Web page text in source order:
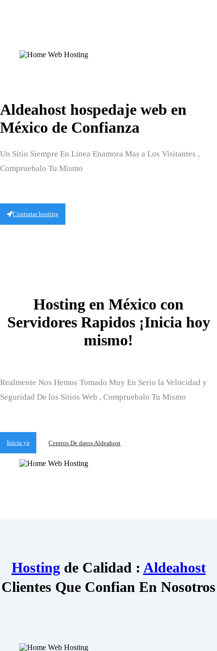
Aldeahost hospedaje web en
México de Confianza
Un Sitio Siempre En Linea Enamora Mas a Los Visitantes ,
Compruebalo Tu Mismo
Contratar hosting
Hosting en México con
Servidores Rapidos ¡Inicia hoy
mismo!
Realmente Nos Hemos Tomado Muy En Serio la Velocidad y
Seguridad De los Sitios Web , Compruebalo Tu Mismo
Inicia ya Centros De datos Aldeahost
Hosting de Calidad : Aldeahost
Clientes Que Confian En Nosotros